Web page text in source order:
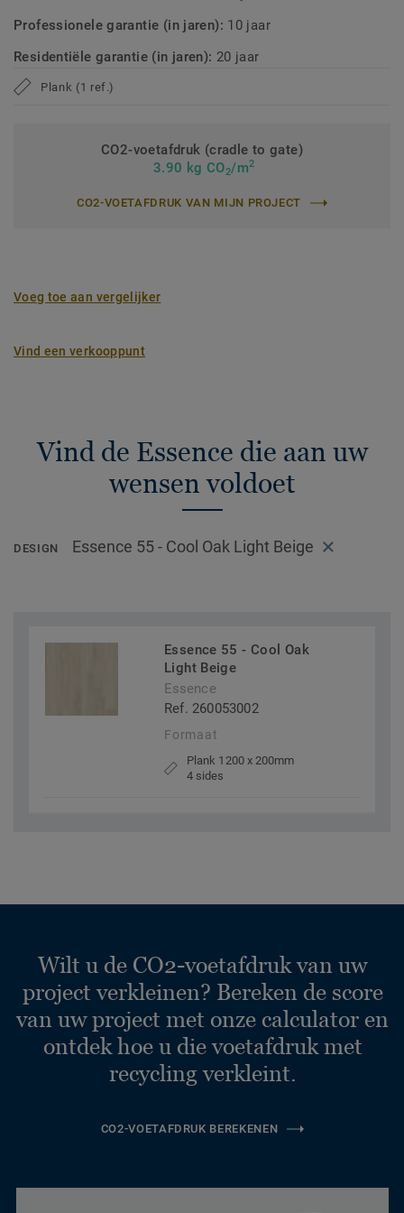
Professionele garantie (in jaren): 10 jaar
Residentiële garantie (in jaren): 20 jaar
Plank (1 ref.)
CO2-voetafdruk (cradle to gate)
3.90 kg CO2/m2
CO2-VOETAFDRUK VAN MIJN PROJECT
Voeg toe aan vergelijker
Vind een verkooppunt
Vind de Essence die aan uw
wensen voldoet
DESIGN Essence 55 - Cool Oak Light Beige
Essence 55 - Cool Oak
Light Beige
Essence
Ref. 260053002
Formaat
Plank 1200 x 200mm
4 sides
Wilt u de CO2-voetafdruk van uw
project verkleinen? Bereken de score
van uw project met onze calculator en
ontdek hoe u die voetafdruk met
recycling verkleint.
CO2-VOETAFDRUK BEREKENEN